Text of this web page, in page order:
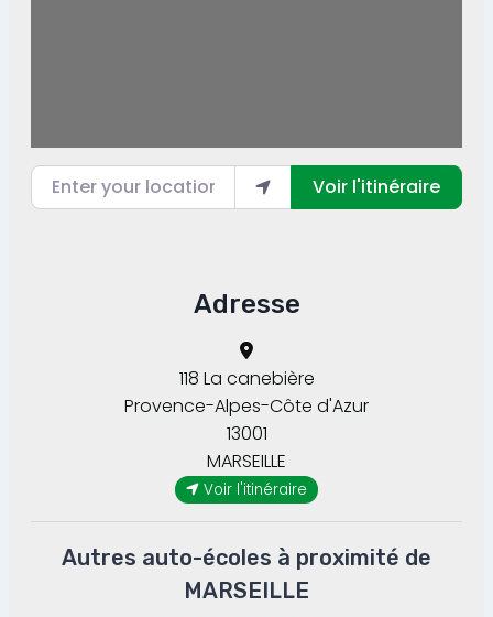
Enter your location
Voir l'itinéraire
Adresse
118 La canebière
MARSEILLE
Provence-Alpes-Côte d'Azur
13001
Voir l'itinéraire
Autres auto-écoles à proximité de
MARSEILLE